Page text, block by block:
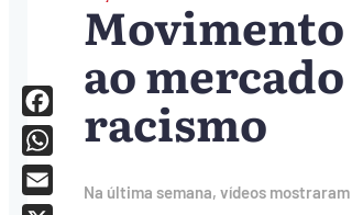
ao
racismo
Na última semana, vídeos
Facebook
WhatsApp